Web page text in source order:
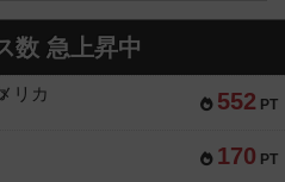
数 急上昇中
552 PT
リカ
170 PT